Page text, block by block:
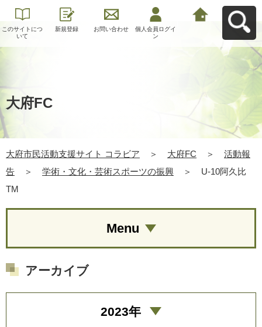
このサイトにつ
いて
新規登録 お問い合わせ
個人会員ログイ
ン
大府FC
大府市民活動支援サイト コラビア ＞ 大府FC ＞
活動報
告
＞ 学術・文化・芸術スポーツの振興 ＞
U-10阿久比
TM
Menu
アーカイブ
2023年